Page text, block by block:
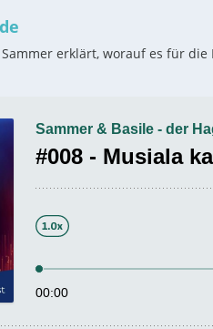
erklärt, worauf es für